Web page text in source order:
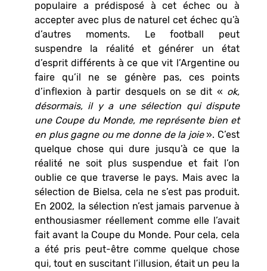
populaire a prédisposé à cet échec ou à
accepter avec plus de naturel cet échec qu’à
d’autres moments. Le football peut
suspendre la réalité et générer un état
d’esprit différents à ce que vit l’Argentine ou
faire qu’il ne se génère pas, ces points
d’inflexion à partir desquels on se dit « ok,
désormais, il y a une sélection qui dispute
une Coupe du Monde, me représente bien et
en plus gagne ou me donne de la joie». C’est
quelque chose qui dure jusqu’à ce que la
réalité ne soit plus suspendue et fait l’on
oublie ce que traverse le pays. Mais avec la
sélection de Bielsa, cela ne s’est pas produit.
En 2002, la sélection n’est jamais parvenue à
enthousiasmer réellement comme elle l’avait
fait avant la Coupe du Monde. Pour cela, cela
a été pris peut-être comme quelque chose
qui, tout en suscitant l’illusion, était un peu la